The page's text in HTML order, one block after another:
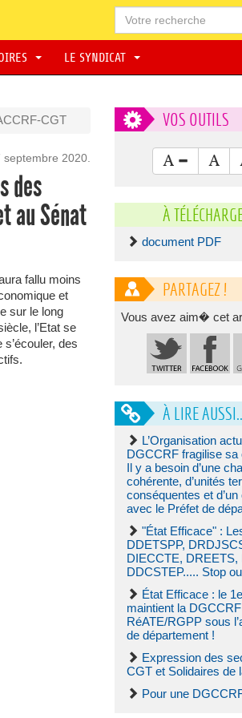
LE SYNDICAT
CGT
septembre 2020.
des
au Sénat
fallu moins
et
sur le long
l’Etat se
des
VOS OUTILS
À
document PDF
PARTAGEZ !
Vous avez aim� cet
À LIRE
L’Organisation
DGCCRF fragilise sa
Il y a besoin d’une
cohérente, d’unités
conséquentes et
avec le Préfet de
"État Efficace" :
DDETSPP,
DIECCTE, DREETS,
DDCSTEP..... Stop
État Efficace : le
maintient la
RéATE/RGPP sous
de département !
Expression des
CGT et Solidaires de
Pour une